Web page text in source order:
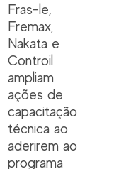
Fras-le,
Fremax,
Nakata e
Controil
ampliam
ações de
capacitação
técnica ao
aderirem ao
programa